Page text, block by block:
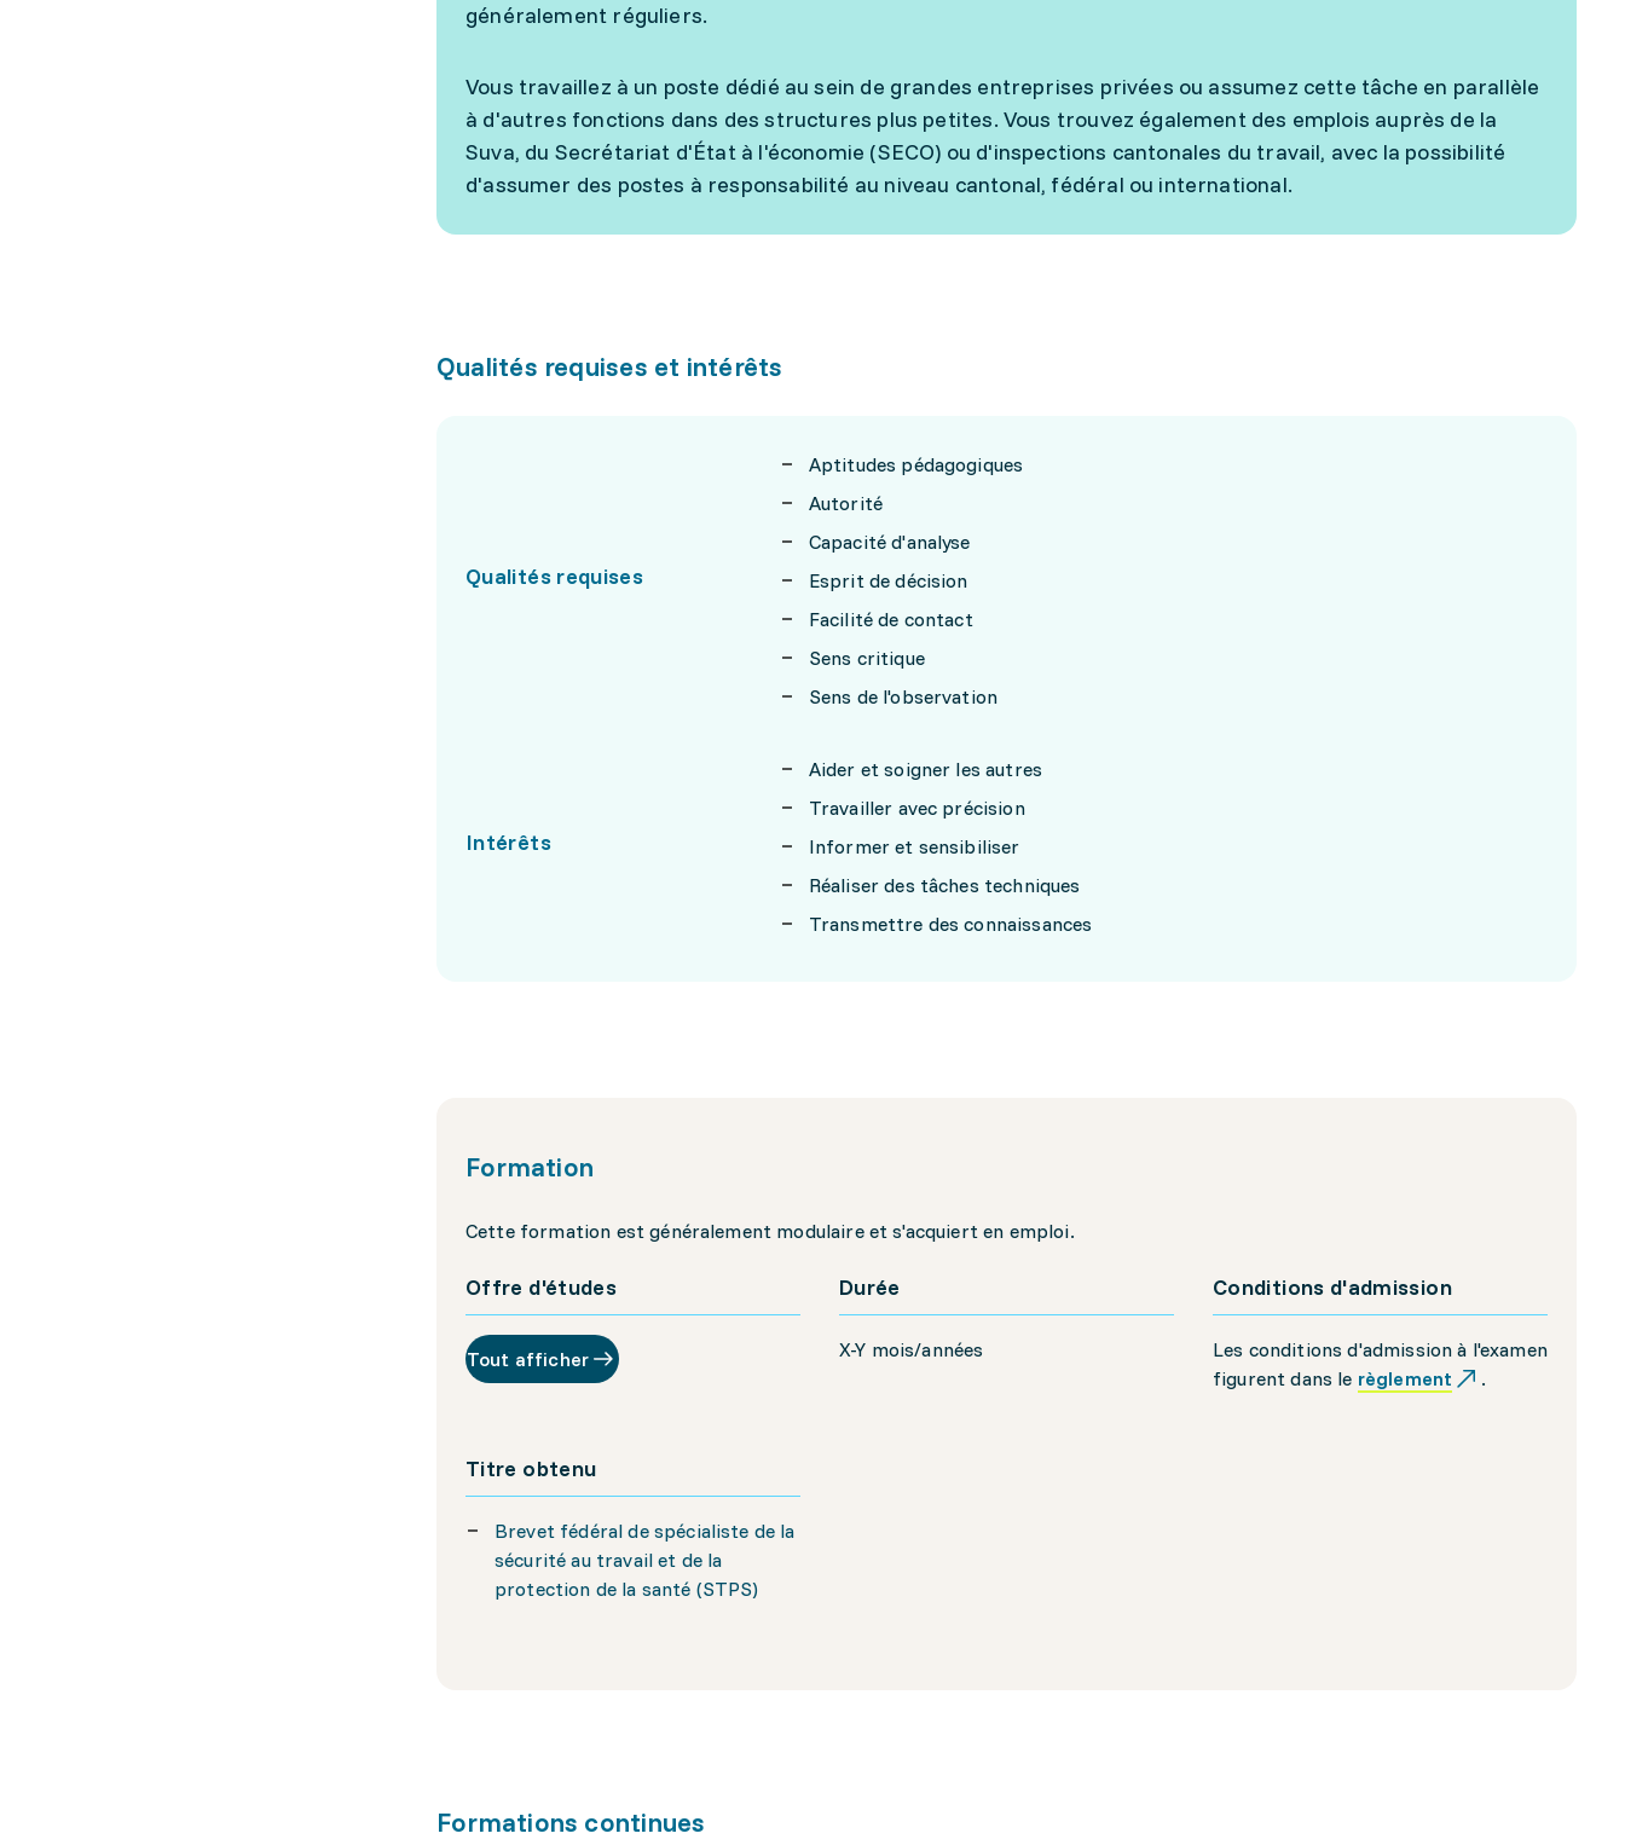
généralement réguliers.
Vous travaillez à un poste dédié au sein de grandes entreprises privées ou assumez cette tâche en parallèle
à d'autres fonctions dans des structures plus petites. Vous trouvez également des emplois auprès de la
Suva, du Secrétariat d'État à l'économie (SECO) ou d'inspections cantonales du travail, avec la possibilité
d'assumer des postes à responsabilité au niveau cantonal, fédéral ou international.
Qualités requises et intérêts
Qualités requises
Aptitudes pédagogiques
Autorité
Capacité d'analyse
Esprit de décision
Facilité de contact
Sens critique
Sens de l'observation
Intérêts
Aider et soigner les autres
Travailler avec précision
Informer et sensibiliser
Réaliser des tâches techniques
Transmettre des connaissances
Formation
Cette formation est généralement modulaire et s'acquiert en emploi.
Offre d'études
Tout afficher
Durée
X-Y mois/années
Conditions d'admission
Les conditions d'admission à l'examen
figurent dans le règlement .
Titre obtenu
Brevet fédéral de spécialiste de la
sécurité au travail et de la
protection de la santé (STPS)
Formations continues